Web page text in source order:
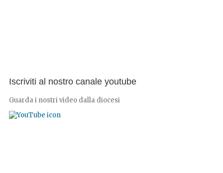
Iscriviti al nostro canale youtube
Guarda i nostri video dalla diocesi